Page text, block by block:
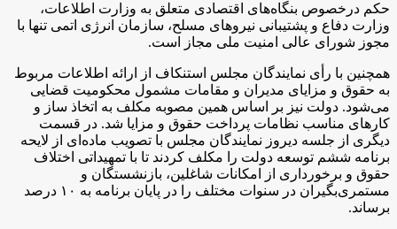
حکم درخصوص بنگاه‌های اقتصادی متعلق به وزارت اطلاعات،‌
وزارت دفاع و پشتیبانی نیروهای مسلح، سازمان انرژی اتمی تنها با
مجوز شورای عالی امنیت ملی مجاز است.
همچنین با رأی نمایندگان مجلس استنکاف از ارائه اطلاعات مربوط
به حقوق و مزایای مدیران و مقامات مشمول محکومیت قضایی
می‌شود. دولت نیز بر اساس همین مصوبه مکلف به اتخاذ ساز و
کارهای مناسب نظامات پرداخت حقوق و مزایا شد. در قسمت
دیگری از جلسه دیروز نمایندگان مجلس با تصویب ماده‌ای از لایحه
برنامه ششم توسعه دولت را مکلف کردند تا با تمهیداتی اختلاف
حقوق و برخورداری از امکانات شاغلین، بازنشستگان و
مستمری‌بگیران در سنوات مختلف را در پایان برنامه به ۱۰ درصد
برساند.